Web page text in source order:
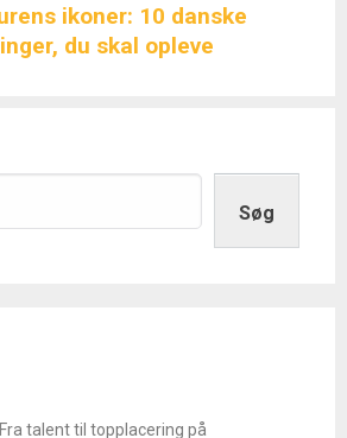
ikoner: 10 danske
du skal opleve
Søg
talent til topplacering på